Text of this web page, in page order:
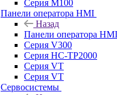
Серия M100
Панели оператора HMI
Назад
Панели оператора HMI
Серия V300
Серия HC-TP2000
Серия VT
Серия VT
Сервосистемы